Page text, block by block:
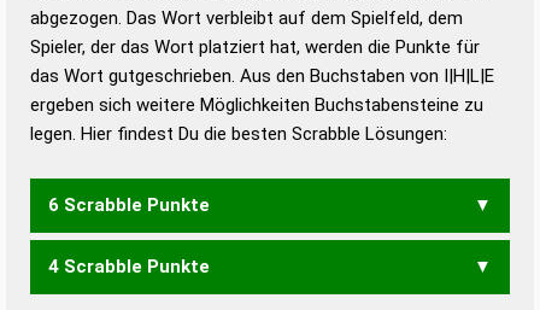
Duden – Richtiges und gutes
Deutsch
Duden – Die deutsche Grammatik
Duden – Deutsches
Universalwörterbuch
abgezogen. Das Wort verbleibt auf dem Spielfeld, dem
Spieler, der das Wort platziert hat, werden die Punkte für
das Wort gutgeschrieben. Aus den Buchstaben von I|H|L|E
ergeben sich weitere Möglichkeiten Buchstabensteine zu
legen. Hier findest Du die besten Scrabble Lösungen:
6 Scrabble Punkte
HEIL LEIH LIEH
4 Scrabble Punkte